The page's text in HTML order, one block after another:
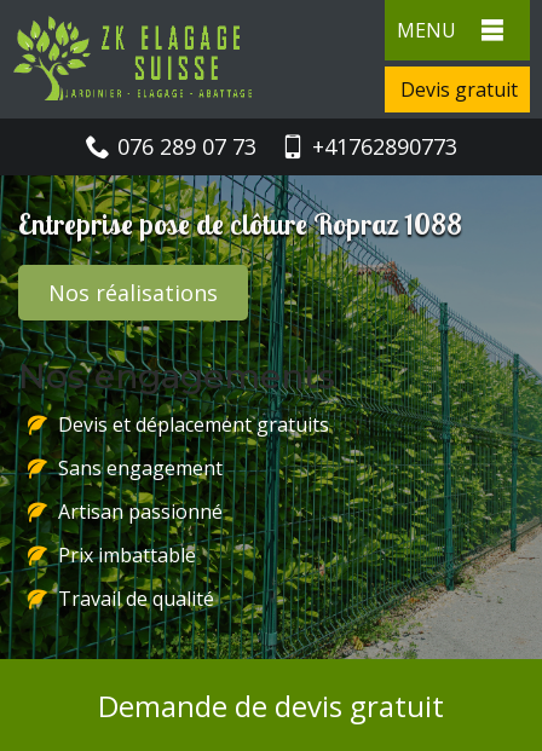
MENU
Devis gratuit
076 289 07 73 +41762890773
Entreprise pose de clôture Ropraz 1088
Nos réalisations
Nos engagements
Devis et déplacement gratuits
Sans engagement
Artisan passionné
Prix imbattable
Travail de qualité
Demande de devis gratuit